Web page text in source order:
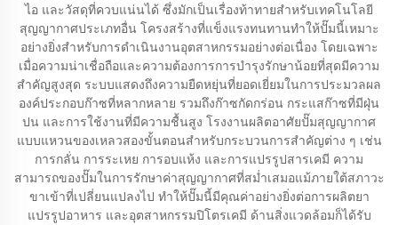
ไอ และวัสดุที่ควบแน่นได้ ซึ่งมักเป็นเรื่องท้าทายสำหรับเทคโนโลยี
สุญญากาศประเภทอื่น โครงสร้างที่แข็งแรงทนทานทำให้ปั๊มนี้เหมาะ
อย่างยิ่งสำหรับการดำเนินงานอุตสาหกรรมอย่างต่อเนื่อง โดยเฉพาะ
เมื่อความน่าเชื่อถือและความต้องการการบำรุงรักษาน้อยที่สุดมีความ
สำคัญสูงสุด ระบบแสดงถึงความยืดหยุ่นที่ยอดเยี่ยมในการประมวลผล
องค์ประกอบก๊าซที่หลากหลาย รวมถึงก๊าซกัดกร่อน กระแสก๊าซที่มีฝุ่น
ปน และการใช้งานที่มีความชื้นสูง โรงงานผลิตอาศัยปั๊มสุญญากาศ
แบบแหวนของเหลวสองขั้นตอนสำหรับกระบวนการสำคัญต่าง ๆ เช่น
การกลั่น การระเหย การอบแห้ง และการแปรรูปสารเคมี ความ
สามารถของปั๊มในการรักษาค่าสุญญากาศที่สม่ำเสมอแม้ภายใต้สภาวะ
ขาเข้าที่เปลี่ยนแปลงไป ทำให้ปั๊มนี้มีคุณค่าอย่างยิ่งต่อการผลิตยา
แปรรูปอาหาร และอุตสาหกรรมปิโตรเคมี ด้านสิ่งแวดล้อมก็ได้รับ